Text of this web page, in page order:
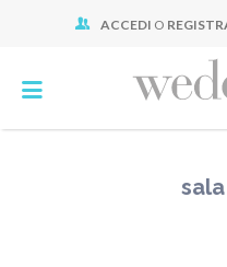
ACCEDI O